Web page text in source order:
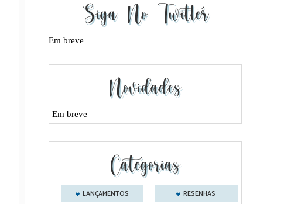
Siga No Twitter
Em breve
Novidades
Em breve
Categorias
LANÇAMENTOS RESENHAS